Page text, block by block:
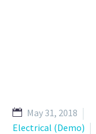
May 31, 2018
Electrical (Demo)